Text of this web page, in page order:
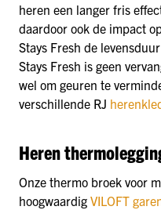
heren een langer fris
daardoor ook de impact
Stays Fresh de
Stays Fresh is geen
wel om geuren te
verschillende RJ
Heren
Onze thermo broek voor
hoogwaardig VILOFT